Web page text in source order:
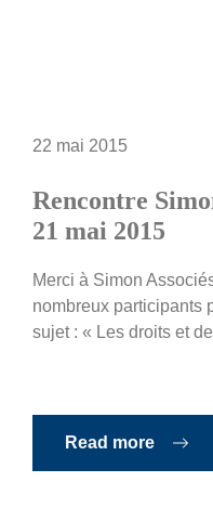
22 mai 2015
Rencontre
21 mai 2015
Merci à Simon
nombreux participants
sujet : « Les droits et
Read more